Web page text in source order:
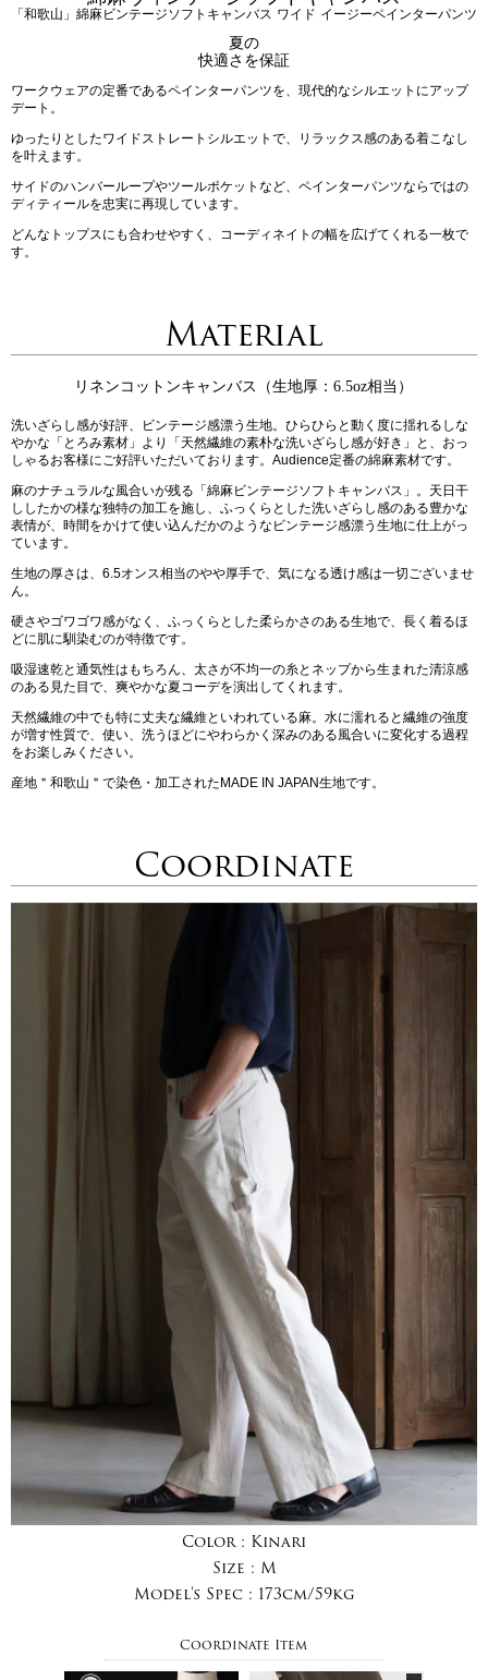
「和歌山」綿麻ビンテージソフトキャンバス ワイド イージーペインターパンツ
夏の
快適さを保証
ワークウェアの定番であるペインターパンツを、現代的なシルエットにアップ
デート。
ゆったりとしたワイドストレートシルエットで、リラックス感のある着こなし
を叶えます。
サイドのハンバーループやツールポケットなど、ペインターパンツならではの
ディティールを忠実に再現しています。
どんなトップスにも合わせやすく、コーディネイトの幅を広げてくれる一枚で
す。
Material
リネンコットンキャンバス（生地厚：6.5oz相当）
洗いざらし感が好評、ビンテージ感漂う生地。ひらひらと動く度に揺れるしな
やかな「とろみ素材」より「天然繊維の素朴な洗いざらし感が好き」と、おっ
しゃるお客様にご好評いただいております。Audience定番の綿麻素材です。
麻のナチュラルな風合いが残る「綿麻ビンテージソフトキャンバス」。天日干
ししたかの様な独特の加工を施し、ふっくらとした洗いざらし感のある豊かな
表情が、時間をかけて使い込んだかのようなビンテージ感漂う生地に仕上がっ
ています。
生地の厚さは、6.5オンス相当のやや厚手で、気になる透け感は一切ございませ
ん。
硬さやゴワゴワ感がなく、ふっくらとした柔らかさのある生地で、長く着るほ
どに肌に馴染むのが特徴です。
吸湿速乾と通気性はもちろん、太さが不均一の糸とネップから生まれた清涼感
のある見た目で、爽やかな夏コーデを演出してくれます。
天然繊維の中でも特に丈夫な繊維といわれている麻。水に濡れると繊維の強度
が増す性質で、使い、洗うほどにやわらかく深みのある風合いに変化する過程
をお楽しみください。
産地＂和歌山＂で染色・加工されたMADE IN JAPAN生地です。
Coordinate
Color : Kinari
Size : M
Model's Spec : 173cm/59kg
Coordinate Item